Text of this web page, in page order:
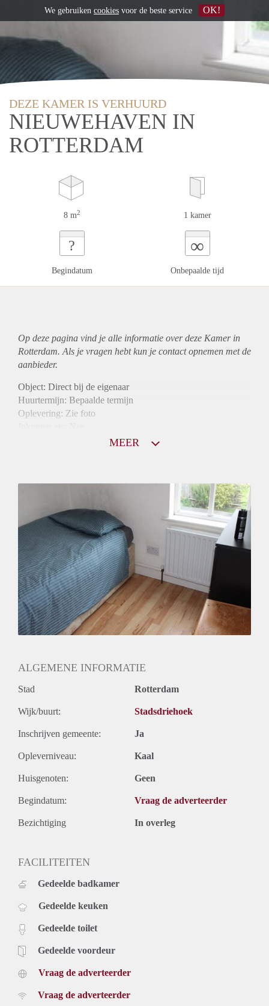
DEZE KAMER IS VERHUURD
NIEUWEHAVEN IN
ROTTERDAM
8 m2 1 kamer
?
Begindatum
∞
Onbepaalde tijd
Op deze pagina vind je alle informatie over deze Kamer in
Rotterdam. Als je vragen hebt kun je contact opnemen met de
aanbieder.
Object: Direct bij de eigenaar
Huurtermijn: Bepaalde termijn
Oplevering: Zie foto
Gedeelde woonkamer: Ja
Huisgenoten: Ja
MEER
ALGEMENE INFORMATIE
Stad Rotterdam
Wijk/buurt: Stadsdriehoek
Inschrijven gemeente: Ja
Opleverniveau: Kaal
Huisgenoten: Geen
Begindatum: Vraag de adverteerder
Bezichtiging In overleg
FACILITEITEN
Gedeelde badkamer
Gedeelde keuken
Gedeelde toilet
Gedeelde voordeur
Vraag de adverteerder
Vraag de adverteerder
We gebruiken cookies voor de beste service OK!